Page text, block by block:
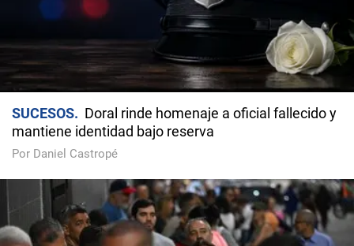
SUCESOS
Doral rinde homenaje a oficial fallecido y
mantiene identidad bajo reserva
Por Daniel Castropé